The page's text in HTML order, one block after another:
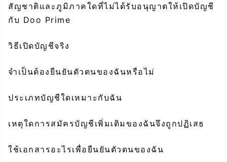
สัญชาติและภูมิภาคใดที่ไม่ได้รับอนุญาตให้เปิดบัญชี
กับ Doo Prime
วิธีเปิดบัญชีจริง
จำเป็นต้องยืนยันตัวตนของฉันหรือไม่
ประเภทบัญชีใดเหมาะกับฉัน
เหตุใดการสมัครบัญชีเพิ่มเติมของฉันจึงถูกปฏิเสธ
ใช้เอกสารอะไรเพื่อยืนยันตัวตนของฉัน